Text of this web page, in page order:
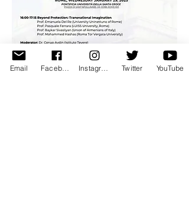
Email Twitter YouTube